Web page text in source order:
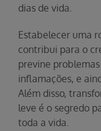
dias de vida.
Estabelecer uma
contribui para o
previne
inflamações, e
Além disso,
leve é o segredo
toda a vida.